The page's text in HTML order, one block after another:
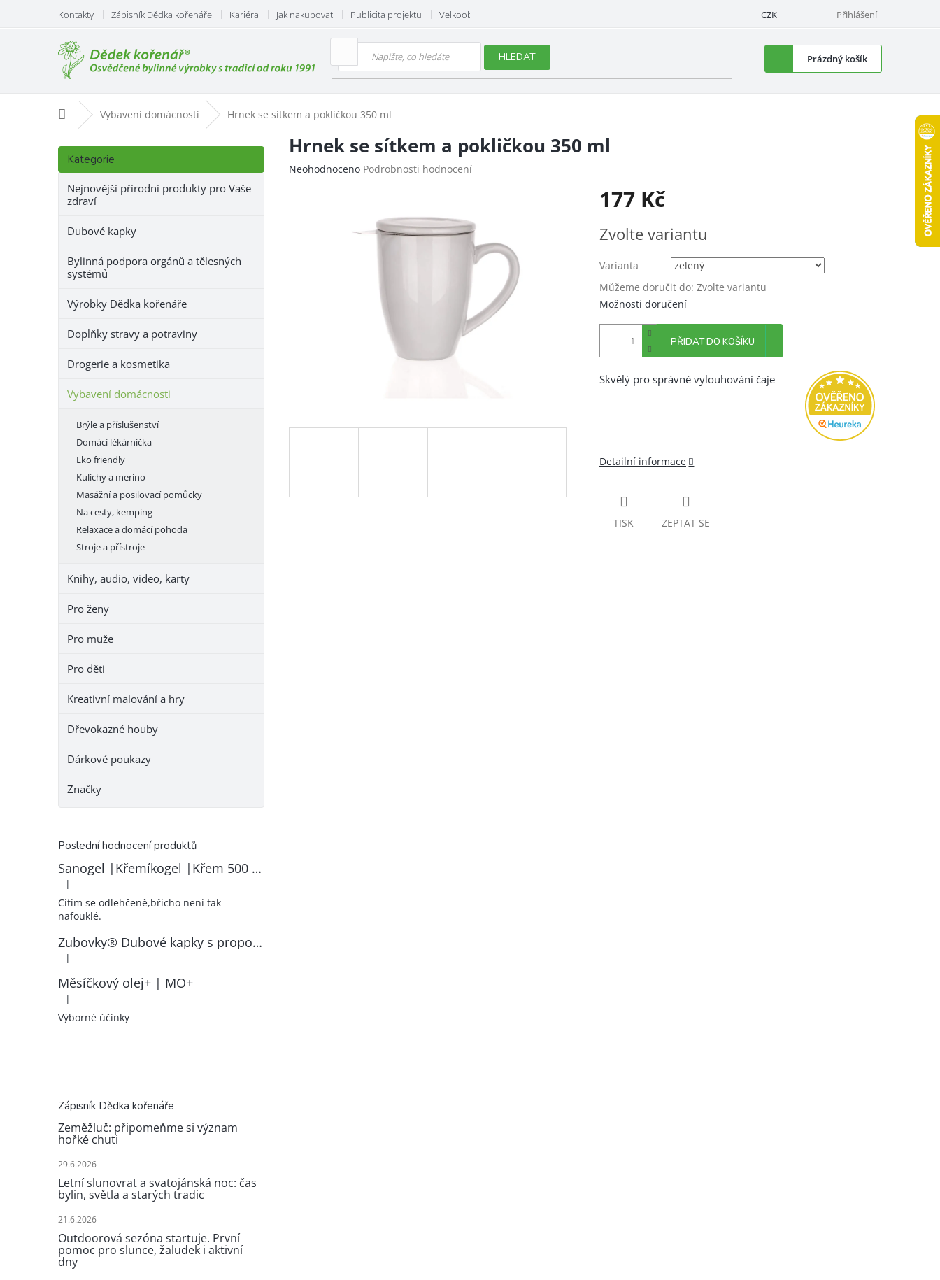
obsah
Kontakty Zápisník Dědka kořenáře Kariéra Jak nakupovat Publicita projektu Velkoobchod CZK Přihlášení
HLEDAT
Nákupní
košík
Prázdný košík
Domů Vybavení domácnosti Hrnek se sítkem a pokličkou 350 ml
P
s
Přeskočit
kategorie
Kategorie
Nejnovější přírodní produkty pro Vaše
zdraví
Dubové kapky
Bylinná podpora orgánů a tělesných
systémů
Výrobky Dědka kořenáře
Doplňky stravy a potraviny
Drogerie a kosmetika
Vybavení domácnosti
Brýle a příslušenství
Domácí lékárnička
Eko friendly
Kulichy a merino
Masážní a posilovací pomůcky
Na cesty, kemping
Relaxace a domácí pohoda
Stroje a přístroje
Knihy, audio, video, karty
Pro ženy
Pro muže
Pro děti
Kreativní malování a hry
Dřevokazné houby
Dárkové poukazy
Značky
Poslední hodnocení produktů
Sanogel |Křemíkogel |Křem 500 ml
Hodnocení produktu je 5 z 5 hvězdiček.
|
Cítím se odlehčeně,břicho není tak
nafouklé.
Zubovky® Dubové kapky s propolisem | RK–ZP
Hodnocení produktu je 5 z 5 hvězdiček.
|
Měsíčkový olej+ | MO+
Hodnocení produktu je 5 z 5 hvězdiček.
|
Výborné účinky
Zápisník Dědka kořenáře
Zeměžluč: připomeňme si význam
hořké chuti
29.6.2026
Letní slunovrat a svatojánská noc: čas
bylin, světla a starých tradic
21.6.2026
Outdoorová sezóna startuje. První
pomoc pro slunce, žaludek i aktivní
dny
Hrnek se sítkem a pokličkou 350 ml
Průměrné
Neohodnoceno Podrobnosti hodnocení
177 Kč
cena:
Zvolte variantu
Varianta
Můžeme doručit do: Zvolte variantu
Možnosti doručení
PŘIDAT DO KOŠÍKU
Skvělý pro správné vylouhování čaje
Detailní informace
TISK ZEPTAT SE